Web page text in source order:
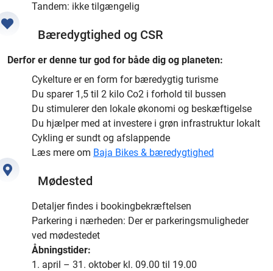
Tandem: ikke tilgængelig
Bæredygtighed og CSR
Derfor er denne tur god for både dig og planeten:
Cykelture er en form for bæredygtig turisme
Du sparer 1,5 til 2 kilo Co2 i forhold til bussen
Du stimulerer den lokale økonomi og beskæftigelse
Du hjælper med at investere i grøn infrastruktur lokalt
Cykling er sundt og afslappende
Læs mere om Baja Bikes & bæredygtighed
Mødested
Detaljer findes i bookingbekræftelsen
Parkering i nærheden: Der er parkeringsmuligheder
ved mødestedet
Åbningstider:
1. april – 31. oktober kl. 09.00 til 19.00